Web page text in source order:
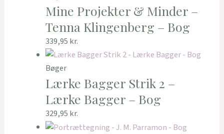
Mine Projekter & Minder –
Tenna Klingenberg – Bog
339,95 kr.
Bøger
Lærke Bagger Strik 2 –
Lærke Bagger – Bog
329,95 kr.